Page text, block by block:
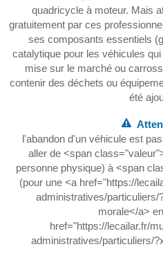
quadricycle à moteur. Mais
gratuitement par ces
ses composants essentiels
catalytique pour les véhicules
mise sur le marché ou
contenir des déchets ou
été
l'abandon d'un véhicule est
aller de <span
personne physique) à <span
(pour une <a href="https://
administratives/
morale</a>
href="https://lecailar.fr/
administratives/particuliers/